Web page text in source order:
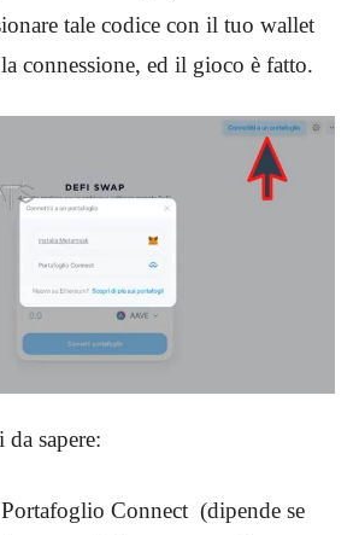
tale codice con il tuo wallet
connessione, ed il gioco è fatto.
sapere:
Connect (dipende se